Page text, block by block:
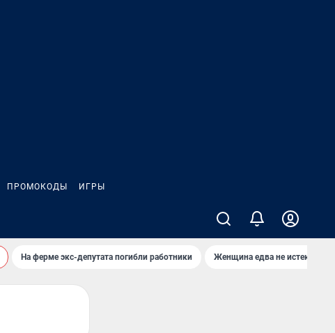
ПРОМОКОДЫ ИГРЫ
На ферме экс-депутата погибли работники Женщина едва не истекла